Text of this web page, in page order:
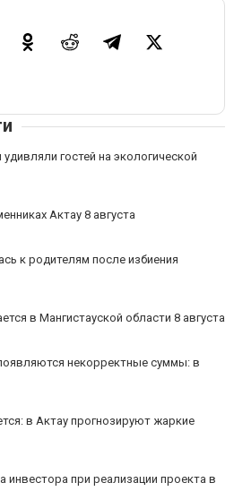
гостей на экологической
Актау 8 августа
к родителям после избиения
в Мангистауской области 8 августа
некорректные суммы: в
в Актау прогнозируют жаркие
инвестора при реализации проекта в